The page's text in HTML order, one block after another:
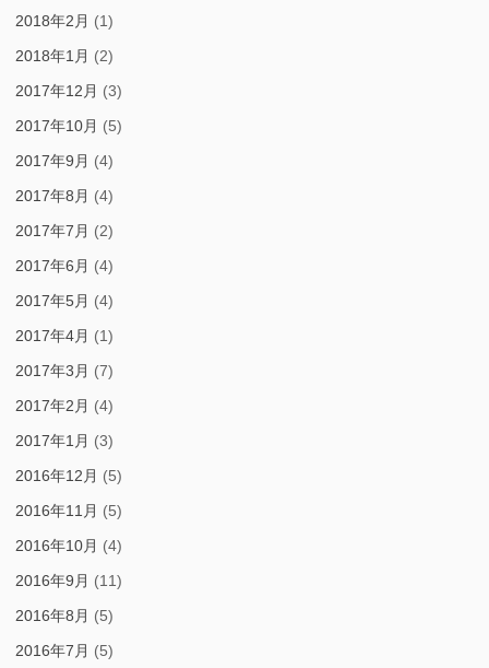
2018年2月 (1)
2018年1月 (2)
2017年12月 (3)
2017年10月 (5)
2017年9月 (4)
2017年8月 (4)
2017年7月 (2)
2017年6月 (4)
2017年5月 (4)
2017年4月 (1)
2017年3月 (7)
2017年2月 (4)
2017年1月 (3)
2016年12月 (5)
2016年11月 (5)
2016年10月 (4)
2016年9月 (11)
2016年8月 (5)
2016年7月 (5)